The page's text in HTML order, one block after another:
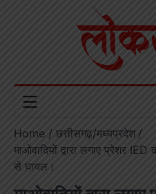
Home
छत्तीसगढ़/मध्यप्रदेश
माओवादियों द्वारा लगाए प्रेशर
से घायल।